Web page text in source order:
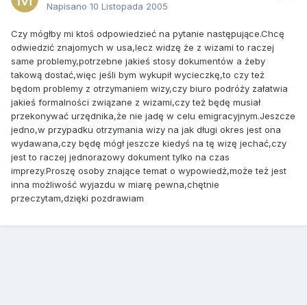
Napisano 10 Listopada 2005
Czy mógłby mi ktoś odpowiedzieć na pytanie następujące.Chcę
odwiedzić znajomych w usa,lecz widzę że z wizami to raczej
same problemy,potrzebne jakieś stosy dokumentów a żeby
takową dostać,więc jeśli bym wykupił wycieczkę,to czy też
będom problemy z otrzymaniem wizy,czy biuro podróży załatwia
jakieś formalności związane z wizami,czy też będę musiał
przekonywać urzędnika,że nie jadę w celu emigracyjnym.Jeszcze
jedno,w przypadku otrzymania wizy na jak długi okres jest ona
wydawana,czy będę mógł jeszcze kiedyś na tę wizę jechać,czy
jest to raczej jednorazowy dokument tylko na czas
imprezy.Proszę osoby znające temat o wypowiedż,może też jest
inna możliwość wyjazdu w miarę pewna,chętnie
przeczytam,dzięki pozdrawiam